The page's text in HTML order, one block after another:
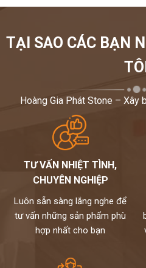
TẠI SAO CÁC BẠN
TÔI
Hoàng Gia Phát Stone – Xây
TƯ VẤN NHIỆT TÌNH,
CHUYÊN NGHIỆP
Luôn sẵn sàng lắng nghe để
tư vấn những sản phẩm phù
hợp nhất cho bạn